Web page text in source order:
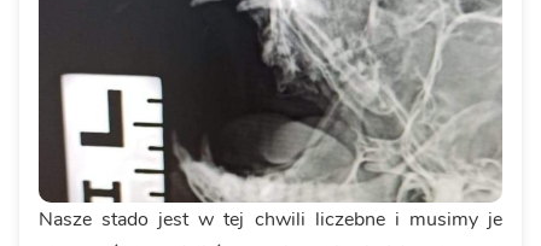
Nasze stado jest w tej chwili liczebne i musimy je